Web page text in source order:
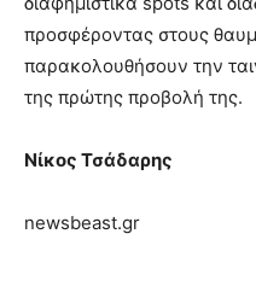
προσφέροντας στους
παρακολουθήσουν την
της πρώτης προβολή της.
Νίκος Τσάδαρης
newsbeast.gr